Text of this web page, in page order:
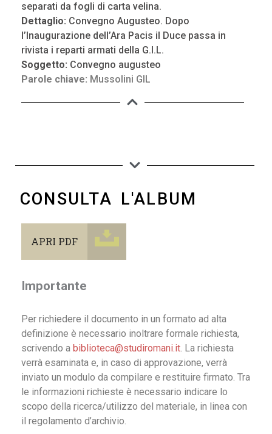
separati da fogli di carta velina.
Dettaglio: Convegno Augusteo. Dopo
l’Inaugurazione dell’Ara Pacis il Duce passa in
rivista i reparti armati della G.I.L.
Soggetto: Convegno augusteo
Parole chiave: Mussolini GIL
CONSULTA L'ALBUM
APRI PDF
Importante
Per richiedere il documento in un formato ad alta
definizione è necessario inoltrare formale richiesta,
scrivendo a biblioteca@studiromani.it. La richiesta
verrà esaminata e, in caso di approvazione, verrà
inviato un modulo da compilare e restituire firmato. Tra
le informazioni richieste è necessario indicare lo
scopo della ricerca/utilizzo del materiale, in linea con
il regolamento d’archivio.